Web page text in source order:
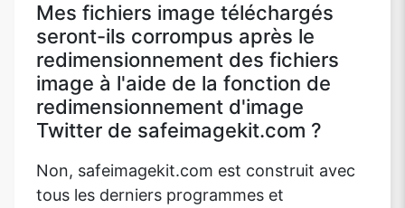
Mes fichiers image téléchargés
seront-ils corrompus après le
redimensionnement des fichiers
image à l'aide de la fonction de
redimensionnement d'image
Twitter de safeimagekit.com ?
Non, safeimagekit.com est construit avec
tous les derniers programmes et